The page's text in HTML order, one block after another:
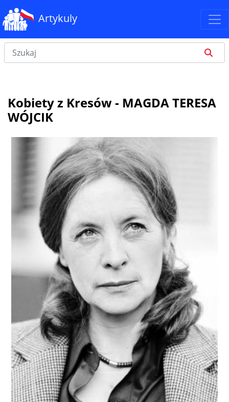
Artykuly
Kobiety z Kresów - MAGDA TERESA
WÓJCIK